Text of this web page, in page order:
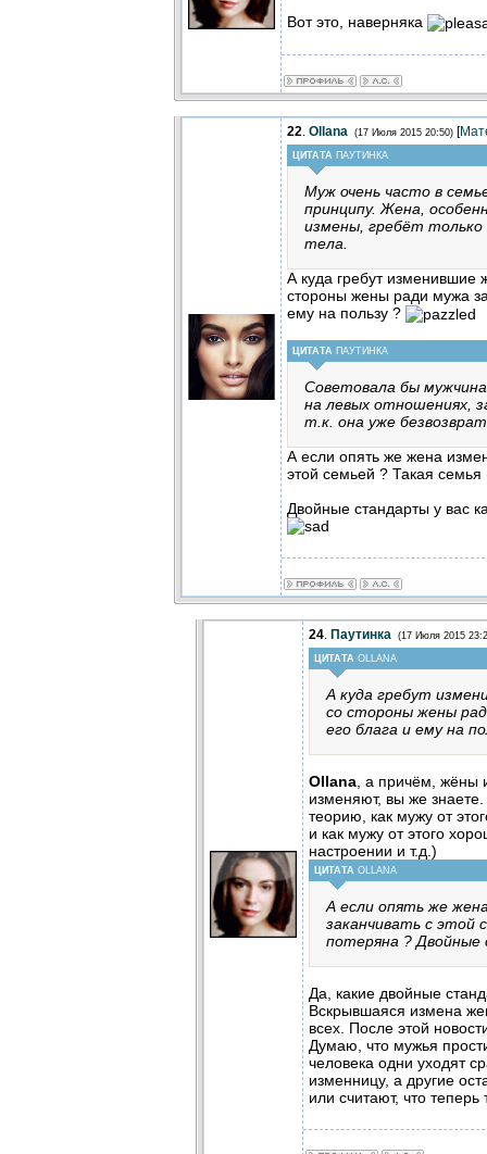
Вот это, наверняка
22. Ollana (17 Июля 2015 20:50) [
ЦИТАТА ПАУТИНКА
Муж очень часто в
принципу. Жена,
измены, гребёт только
тела.
А куда гребут изменившие
стороны жены ради мужа
ему на пользу ?
ЦИТАТА ПАУТИНКА
Советовала бы
на левых отношениях,
т.к. она уже
А если опять же жена
этой семьей ? Такая
Двойные стандарты у вас
24. Паутинка (17 Июля 2015
ЦИТАТА OLLANA
А куда гребут
со стороны жены
его блага и ему на
Ollana , а причём,
изменяют, вы же
теорию, как мужу от
и как мужу от этого
настроении и т.д.)
ЦИТАТА OLLANA
А если опять же
заканчивать с этой
потеряна ? Двойные
Да, какие двойные
Вскрывшаяся измена
всех. После этой
Думаю, что мужья
человека одни уходят
изменницу, а другие
или считают, что